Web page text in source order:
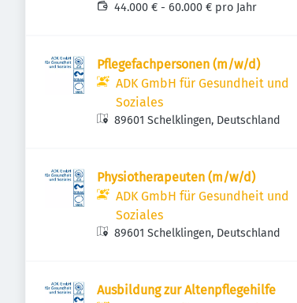
44.000 € - 60.000 € pro Jahr
Pflegefachpersonen (m/w/d)
ADK GmbH für Gesundheit und
Soziales
89601 Schelklingen, Deutschland
Physiotherapeuten (m/w/d)
ADK GmbH für Gesundheit und
Soziales
89601 Schelklingen, Deutschland
Ausbildung zur Altenpflegehilfe